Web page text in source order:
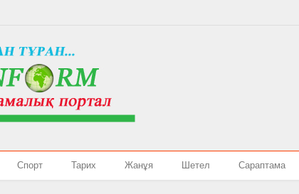
Спорт Тарих Жанұя Шетел Сараптама